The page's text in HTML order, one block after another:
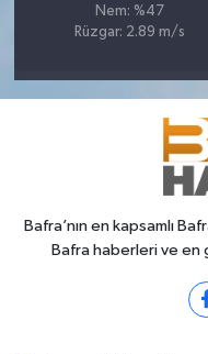
Nem: %47
Rüzgar: 2.89 m/s
Bafra’nın en kapsamlı
Bafra haberleri ve en